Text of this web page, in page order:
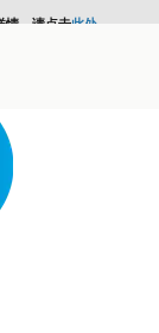
情，请点击此处